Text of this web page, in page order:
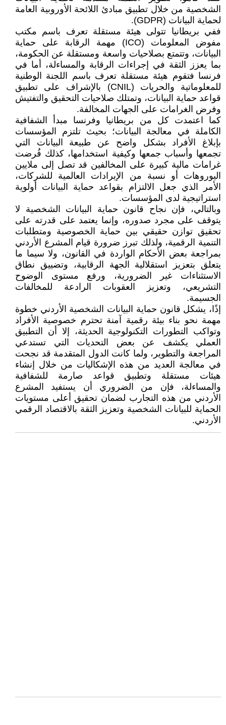
الشخصية من خلال تطبيق مبادئ اللائحة الأوروبية العامة
لحماية البيانات (GDPR).
ففي بريطانيا تتولى هيئة مستقلة تعرف باسم مكتب
مفوض المعلومات (ICO) مهمة الرقابة على حماية
البيانات، وتتمتع بصلاحيات واسعة ومستقلة عن الحكومة،
بما يعزز الثقة في إجراءات الرقابة والمساءلة، أما في
فرنسا فتقوم هيئة مستقلة تعرف باسم اللجنة الوطنية
للمعلوماتية والحريات (CNIL) بالإشراف على تطبيق
قواعد حماية البيانات، وتمتلك صلاحيات التحقيق والتفتيش
وفرض الغرامات على الجهات المخالفة.
كما اعتمدت كل من بريطانيا وفرنسا مبدأ الشفافية
الكاملة في معالجة البيانات؛ بحيث تلتزم المؤسسات
بإبلاغ الأفراد بشكل واضح عن طبيعة البيانات التي
تجمعها وأسباب جمعها وكيفية استخدامها، كذلك فُرضت
غرامات مالية كبيرة على المخالفين قد تصل إلى ملايين
اليوروهات أو نسبة من الإيرادات العالمية للشركات،
الأمر الذي جعل الالتزام بقواعد حماية البيانات أولوية
استراتيجية لدى المؤسسات.
وبالتالي، فإن نجاح قانون حماية البيانات الشخصية لا
يتوقف على مجرد صدوره، وإنما يعتمد على قدرته على
تحقيق توازن حقيقي بين حماية الخصوصية ومتطلبات
التنمية الرقمية، ولذلك تبرز ضرورة قيام المشرع الأردني
بمراجعة بعض الأحكام الواردة في القانون، ولا سيما ما
يتعلق بتعزيز استقلالية الجهة الرقابية، وتضييق نطاق
الاستثناءات غير الضرورية، ورفع مستوى الوضوح
التشريعي، وتعزيز العقوبات الرادعة للمخالفات
الجسيمة.
إذًا، يشكل قانون حماية البيانات الشخصية الأردني خطوة
مهمة نحو بناء بيئة رقمية آمنة تحترم خصوصية الأفراد
وتواكب التطورات التكنولوجية الحديثة، إلا أن التطبيق
العملي يكشف عن بعض التحديات التي تستدعي
المراجعة والتطوير، ولما كانت الدول المتقدمة قد نجحت
في معالجة العديد من هذه الإشكاليات من خلال إنشاء
هيئات مستقلة وتطبيق قواعد صارمة للشفافية
والمساءلة، فإن من الضروري أن يستفيد المشرع
الأردني من هذه التجارب لضمان تحقيق أعلى مستويات
الحماية للبيانات الشخصية وتعزيز الثقة بالاقتصاد الرقمي
الأردني.